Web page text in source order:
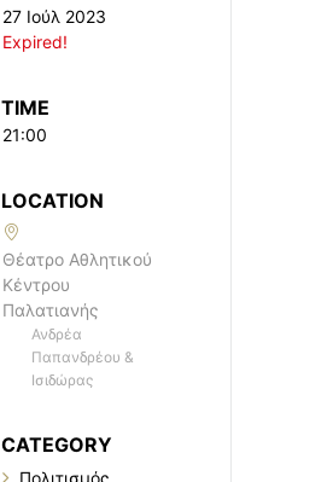
27 Ιούλ 2023
Expired!
TIME
21:00
LOCATION
Θέατρο Αθλητικού
Κέντρου
Παλατιανής
Ανδρέα
Παπανδρέου &
Ισιδώρας
CATEGORY
Πολιτισμός